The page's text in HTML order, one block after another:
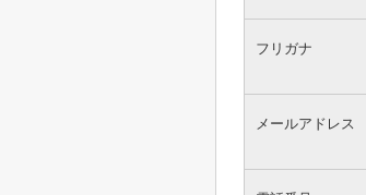
フリガナ
メールアドレス